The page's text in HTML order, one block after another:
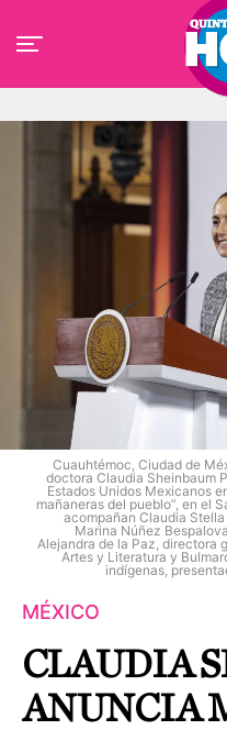
Cuauhtémoc, Ciudad de
doctora Claudia Sheinbaum
Estados Unidos Mexicanos
mañaneras del pueblo”, en el
acompañan Claudia
Marina Núñez
Alejandra de la Paz, directora
Artes y Literatura y
indígenas,
MÉXICO
CLAUDIA
ANUNCIA